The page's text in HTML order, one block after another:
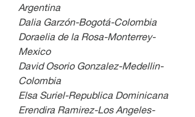
Argentina
Dalia Garzón-Bogotá-Colombia
Doraelia de la Rosa-Monterrey-
Mexico
David Osorio Gonzalez-Medellin-
Colombia
Elsa Suriel-Republica Dominicana
Erendira Ramirez-Los Angeles-